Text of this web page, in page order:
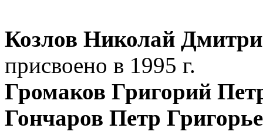
Козлов Николай
присвоено в 1995 г.
Громаков Григорий
Гончаров Петр